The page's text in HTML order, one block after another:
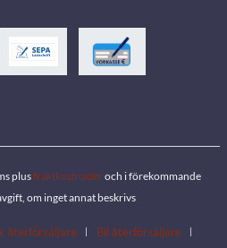
plusfraktkostnaderoch i förekommande
om inget annat beskrivs
återförsäljare
Bli återförsäljare